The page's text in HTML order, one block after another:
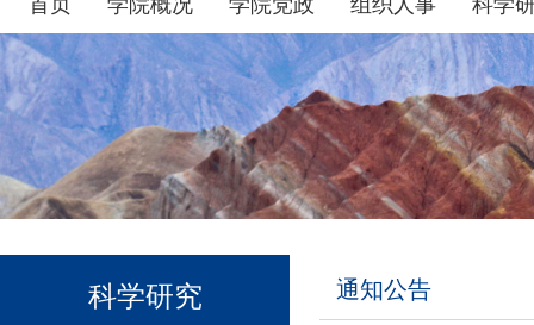
首页 学院概况
学院简介
发展简史
组织机构
师资力量
学院党政
通知公告
学院发文
党委会议纪要
党政联席会议纪要
组织人事
通知公告
博士后管理
人才招聘
年度考核
科学
国家
科研
通知
科研
科学研究 通知公告